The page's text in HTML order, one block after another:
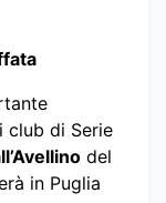
club di Serie
del
in Puglia